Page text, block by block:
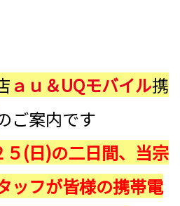
ａｕ＆UQモバイル携
ご案内です
５(日)の二日間、当宗
ッフが皆様の携帯電